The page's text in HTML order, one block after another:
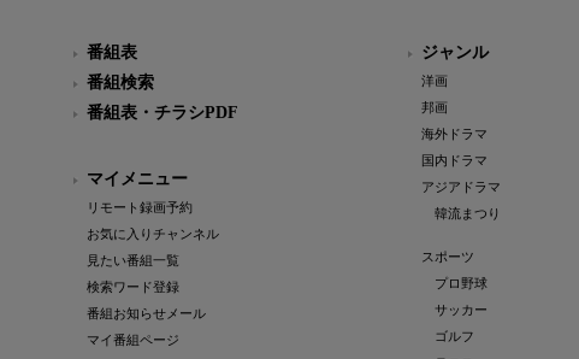
番組表
番組検索
番組表・チラシPDF
マイメニュー
リモート録画予約
お気に入りチャンネル
見たい番組一覧
検索ワード登録
番組お知らせメール
マイ番組ページ
ジャンル
洋画
邦画
海外ドラマ
国内ドラマ
アジアドラマ
韓流まつり
スポーツ
プロ野球
サッカー
ゴルフ